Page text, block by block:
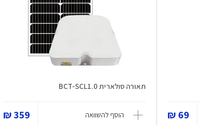
69 ₪
תאורה סולארית BCT-SCL1.0
הוסף להשוואה 359 ₪